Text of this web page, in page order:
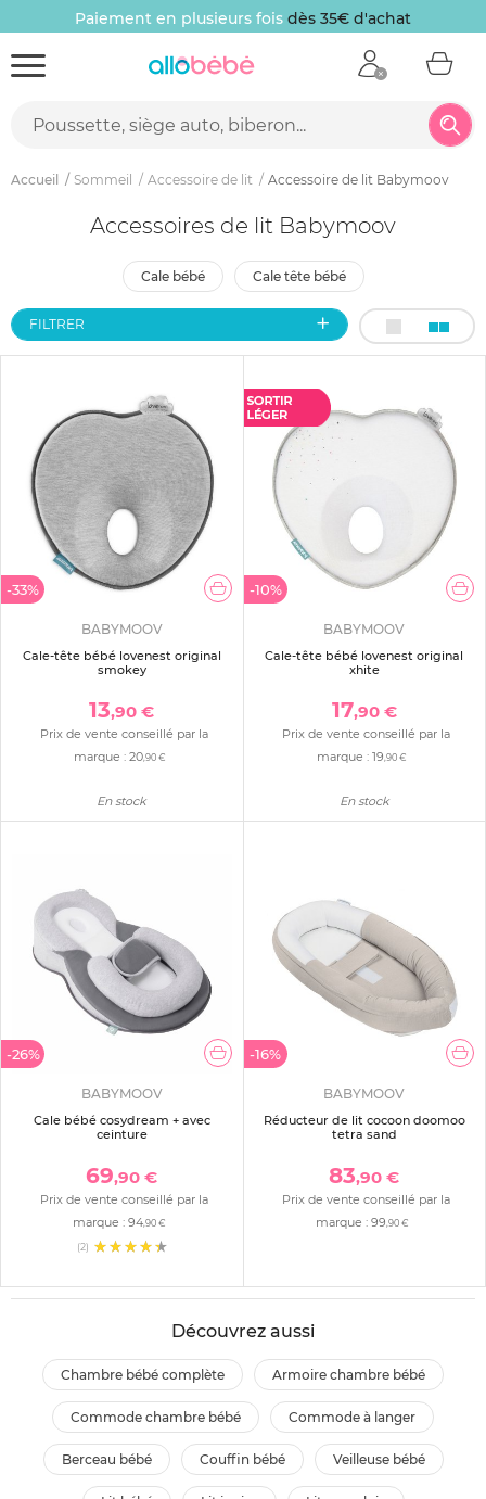
Paiement en plusieurs fois dès 35€ d'achat
Accueil Sommeil Accessoire de lit Accessoire de lit Babymoov
Accessoires de lit Babymoov
cale bébé cale tête bébé
FILTRER
-33%
BABYMOOV
Cale-tête bébé lovenest original
smokey
13,90 €
Prix de vente conseillé par la
marque : 20,90 €
En stock
-10%
BABYMOOV
Cale-tête bébé lovenest original
xhite
17,90 €
Prix de vente conseillé par la
marque :19,90 €
En stock
-26%
BABYMOOV
Cale bébé cosydream + avec
ceinture
69,90 €
Prix de vente conseillé par la
marque :94 ,90 €
(2)
-16%
BABYMOOV
Réducteur de lit cocoon doomoo
tetra sand
83,90 €
Prix de vente conseillé par la
marque : 99 ,90 €
Découvrez aussi
chambre bébé complète armoire chambre bébé
commode chambre bébé commode à langer
berceau bébé couffin bébé veilleuse bébé